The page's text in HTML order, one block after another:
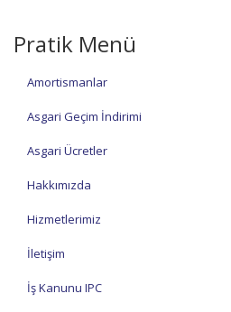
Pratik Menü
Amortismanlar
Asgari Geçim İndirimi
Asgari Ücretler
Hakkımızda
Hizmetlerimiz
İletişim
İş Kanunu IPC